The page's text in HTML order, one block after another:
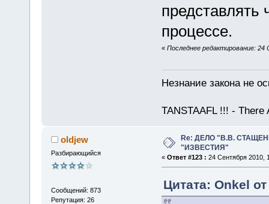
представлять
процессе.
« Последнее редактирование:
Незнание закона не
TANSTAAFL !!! - There
oldjew
Разбирающийся
Сообщений: 873
Репутация: 26
Re: ДЕЛО "В.В.
"ИЗВЕСТИЯ"
« Ответ #123 : 24 Сентября 2010,
Цитата: Onkel